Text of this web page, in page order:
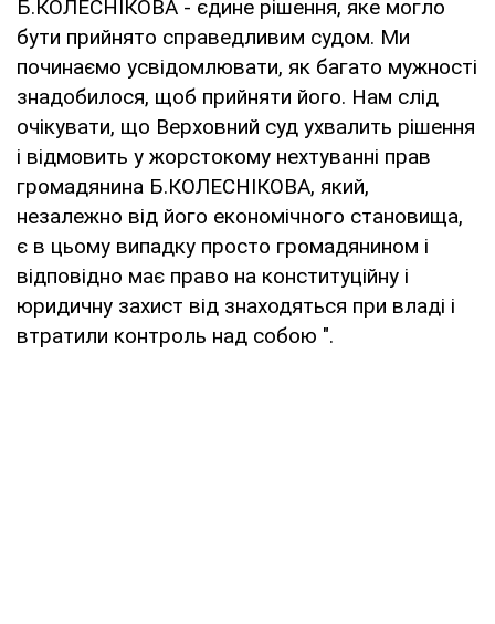
Б.КОЛЕСНІКОВА - єдине рішення, яке могло
бути прийнято справедливим судом. Ми
починаємо усвідомлювати, як багато мужності
знадобилося, щоб прийняти його. Нам слід
очікувати, що Верховний суд ухвалить рішення
і відмовить у жорстокому нехтуванні прав
громадянина Б.КОЛЕСНІКОВА, який,
незалежно від його економічного становища,
є в цьому випадку просто громадянином і
відповідно має право на конституційну і
юридичну захист від знаходяться при владі і
втратили контроль над собою ".